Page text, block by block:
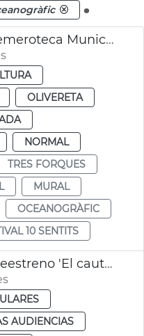
Mural Cachetejack Hemeroteca Municipal València
OLIVERETA
NORMAL
TRES FORQUES
MURAL
OCEANOGRÀFIC
10 SENTITS
Mostra de València preestreno 'El cautivo' de Amenábar
AUDIENCIAS